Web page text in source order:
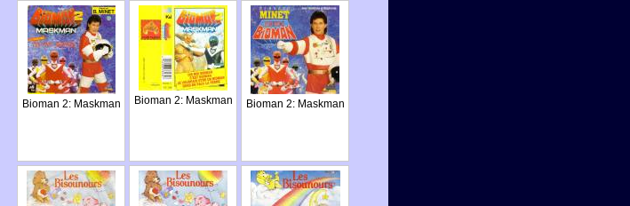
Bioman 2: Maskman Bioman 2: Maskman Bioman 2: Maskman